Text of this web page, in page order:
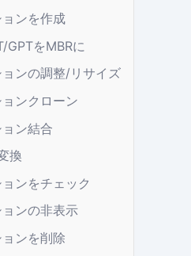
ンを作成
GPTをMBRに
ンの調整/リサイズ
ンクローン
ン結合
換
ンをチェック
ンの非表示
ンを削除